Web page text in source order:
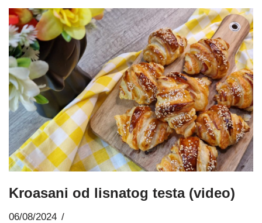
Kroasani od lisnatog testa (video)
06/08/2024